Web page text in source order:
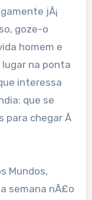
jÃ¡
goze-o
homem e
na ponta
interessa
que se
para chegar Ã
Mundos,
semana nÃ£o